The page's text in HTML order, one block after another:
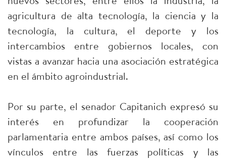
agricultura de alta tecnología, la ciencia y la
tecnología, la cultura, el deporte y los
intercambios entre gobiernos locales, con
vistas a avanzar hacia una asociación estratégica
en el ámbito agroindustrial.
Por su parte, el senador Capitanich expresó su
interés en profundizar la cooperación
parlamentaria entre ambos países, así como los
vínculos entre las fuerzas políticas y las